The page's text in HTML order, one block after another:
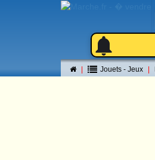
notifications
notifications
Jouets - Jeux